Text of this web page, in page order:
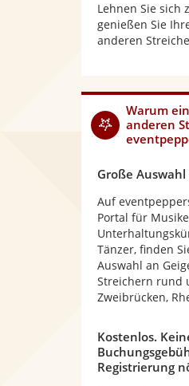
Lehnen Sie sich
genießen Sie
anderen
Warum
anderen
Große
Auf
Portal für
Tänzer, finden
Auswahl an
Streichern rund
Zweibrücken,
Kostenlos.
Registrierung